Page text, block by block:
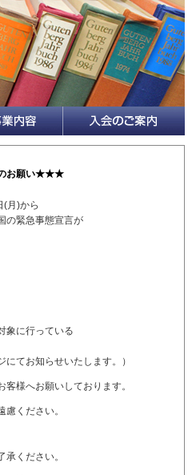
のお願い★★★
(月)から
の緊急事態宣言が
象に行っている
にてお知らせいたします。）
様へお願いしております。
ください。
ください。